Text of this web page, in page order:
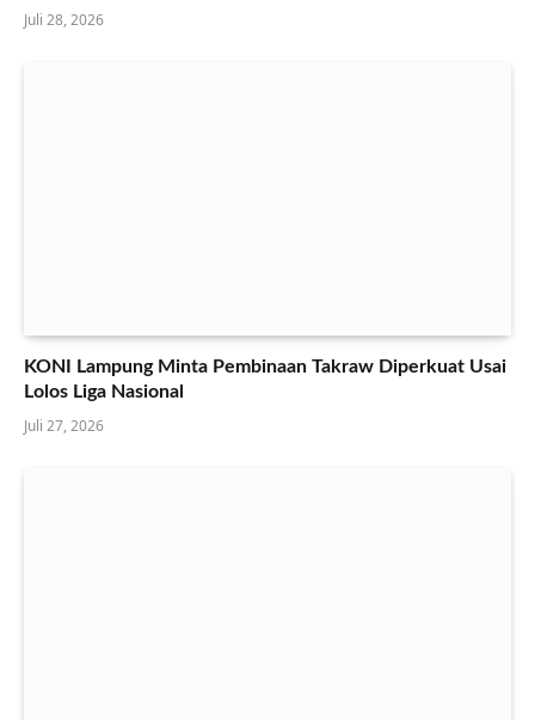
Juli 28, 2026
KONI Lampung Minta Pembinaan Takraw Diperkuat Usai
Lolos Liga Nasional
Juli 27, 2026